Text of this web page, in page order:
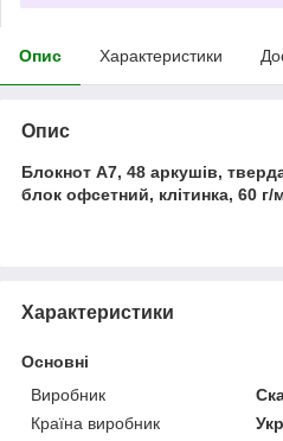
Опис Характеристики
Опис
Блокнот А7, 48 аркушів,
блок офсетний, клітинка, 60 г/
Характеристики
Основні
Виробник
Країна виробник